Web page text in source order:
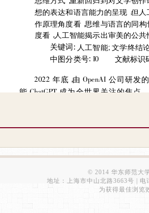
© 2014 华东师范大
地址：上海市中山北路3663号 | 电
为获得最佳浏览